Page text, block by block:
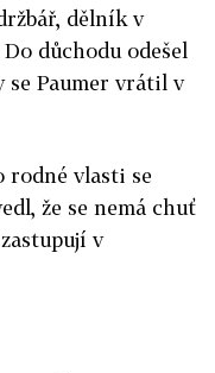
dělník v
důchodu odešel
se Paumer vrátil v
rodné vlasti se
že se nemá chuť
v